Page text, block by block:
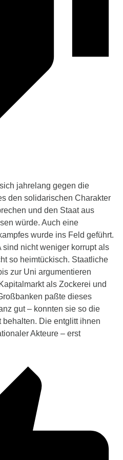
jahrelang gegen die
den solidarischen Charakter
und den Staat aus
würde. Auch eine
wurde ins Feld geführt.
nicht weniger korrupt als
so heimtückisch. Staatliche
zur Uni argumentieren
als Zockerei und
paßte dieses
gut – konnten sie so die
behalten. Die entglitt ihnen
Akteure – erst